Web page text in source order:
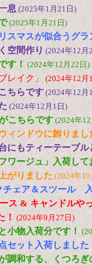
息 (2025年1月21日)
(2025年1月21日)
スマスが似合うグラ
空間作り (2024年12月
す！ (2024年12月22日)
レイク」 (2024年12月
ちらです(2024年12月
(2024年12月1日)
こちらです (2024年
ィンドウに飾りまし
にもティーテーブル
ワージュ」入荷して
がりました (2024年
チェア＆スツール
ス & キャンドルや
！ (2024年9月27日)
小物入荷分です！
セット入荷しました
調和する、くつろぎ